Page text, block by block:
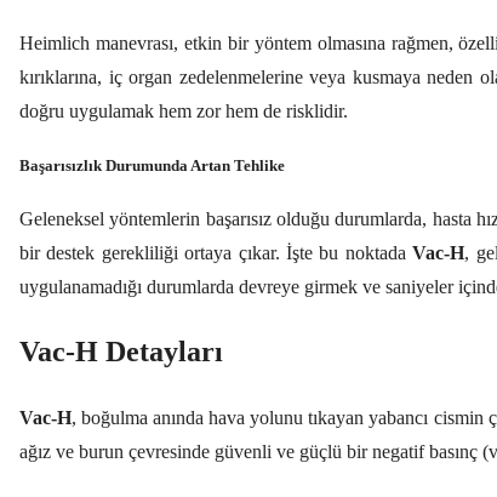
Heimlich manevrası, etkin bir yöntem olmasına rağmen,
kırıklarına, iç organ zedelenmelerine veya kusmaya neden
doğru uygulamak hem zor hem de risklidir.
Başarısızlık Durumunda Artan Tehlike
Geleneksel yöntemlerin başarısız olduğu durumlarda, hasta
bir destek gerekliliği ortaya çıkar. İşte bu noktadaVac-H,
uygulanamadığı durumlarda devreye girmek ve saniyeler
Vac-H Detayları
Vac-H, boğulma anında hava yolunu tıkayan yabancı cismin
ağız ve burun çevresinde güvenli ve güçlü bir negatif basınç